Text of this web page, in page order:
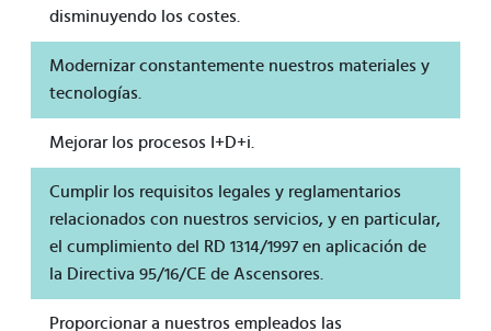
disminuyendo los costes.
Modernizar constantemente nuestros materiales y
tecnologías.
Mejorar los procesos I+D+i.
Cumplir los requisitos legales y reglamentarios
relacionados con nuestros servicios, y en particular,
el cumplimiento del RD 1314/1997 en aplicación de
la Directiva 95/16/CE de Ascensores.
Proporcionar a nuestros empleados las